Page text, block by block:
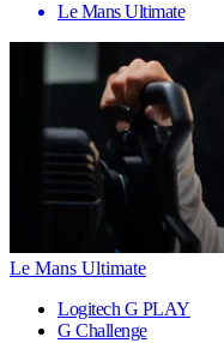
Le Mans Ultimate
Le Mans Ultimate
Logitech G PLAY
G Challenge